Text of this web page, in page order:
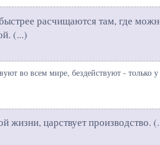
расчищаются там, где
(...)
во всем мире, бездействуют - только
жизни, царствует производство. (